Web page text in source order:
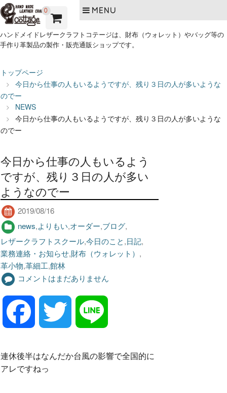
0 MENU
ハンドメイドレザークラフトコテージは、財布（ウォレット）やバッグ等の
手作り革製品の製作・販売通販ショップです。
トップページ
今日から仕事の人もいるようですが、残り３日の人が多いような
のでー
NEWS
今日から仕事の人もいるようですが、残り３日の人が多いような
のでー
今日から仕事の人もいるよう
ですが、残り３日の人が多い
ようなのでー
2019/08/16
news,よりもい,オーダー,ブログ,
レザークラフトスクール,今日のこと,日記,
業務連絡・お知らせ,財布（ウォレット） ,
革小物,革細工,館林
コメントはまだありません
c
連休後半はなんだか台風の影響で全国的に
アレですねっ